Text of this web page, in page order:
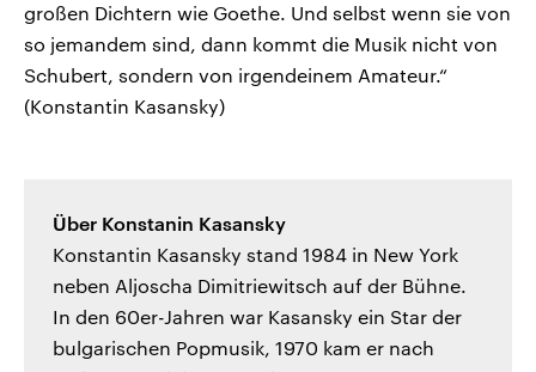
großen Dichtern wie Goethe. Und selbst wenn sie von
so jemandem sind, dann kommt die Musik nicht von
Schubert, sondern von irgendeinem Amateur.“
(Konstantin Kasansky)
Über Konstanin Kasansky
Konstantin Kasansky stand 1984 in New York
neben Aljoscha Dimitriewitsch auf der Bühne.
In den 60er-Jahren war Kasansky ein Star der
bulgarischen Popmusik, 1970 kam er nach